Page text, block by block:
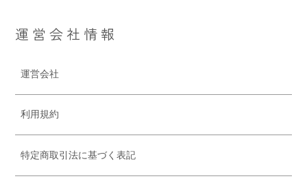
運営会社情報
運営会社
利用規約
特定商取引法に基づく表記